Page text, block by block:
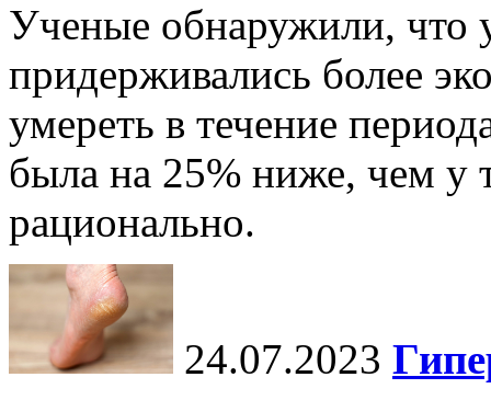
Ученые обнаружили, что
придерживались более
умереть в течение
была на 25% ниже, чем у
рационально.
24.07.2023